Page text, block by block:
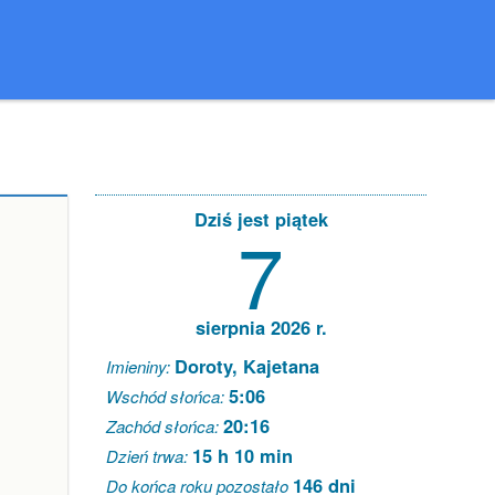
Dziś jest piątek
7
sierpnia 2026 r.
Imieniny: Doroty, Kajetana
Wschód słońca:5:06
Zachód słońca:20:16
Dzień trwa: 15 h 10 min
Do końca roku pozostało 146 dni